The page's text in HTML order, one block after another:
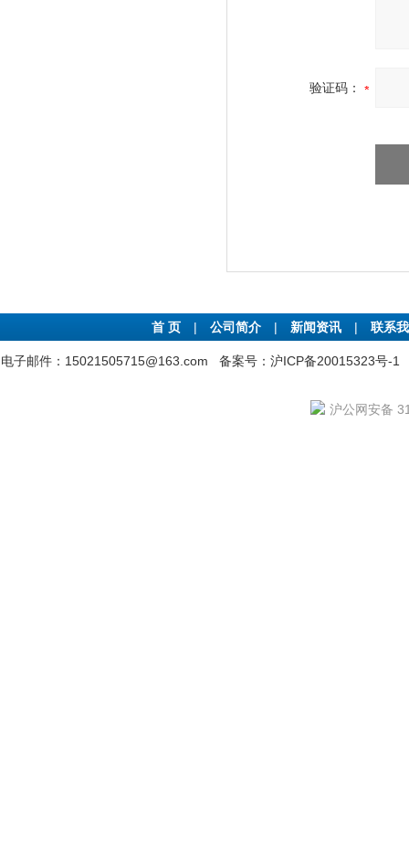
验证码：
首 页 | 公司简介 | 新闻资讯 | 联系
电子邮件：15021505715@163.com备案号：沪ICP备20015323号-1
沪公网安备